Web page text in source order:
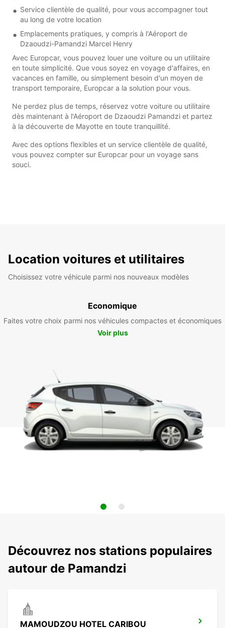
Service clientèle de qualité, pour vous accompagner tout
au long de votre location
Emplacements pratiques, y compris à l'Aéroport de
Dzaoudzi-Pamandzi Marcel Henry
Avec Europcar, vous pouvez louer une voiture ou un utilitaire
en toute simplicité. Que vous soyez en voyage d'affaires, en
vacances en famille, ou simplement besoin d'un moyen de
transport temporaire, Europcar a la solution pour vous.
Ne perdez plus de temps, réservez votre voiture ou utilitaire
dès maintenant à l'Aéroport de Dzaoudzi Pamandzi et partez
à la découverte de Mayotte en toute tranquillité.
Avec des options flexibles et un service clientèle de qualité,
vous pouvez compter sur Europcar pour un voyage sans
souci.
Location voitures et utilitaires
Choisissez votre véhicule parmi nos nouveaux modèles
Economique
Faites votre choix parmi nos véhicules compactes et économiques
Voir plus
Découvrez nos stations populaires
autour de Pamandzi
MAMOUDZOU HOTEL CARIBOU